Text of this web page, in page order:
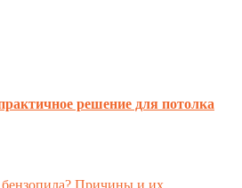
решение для потолка